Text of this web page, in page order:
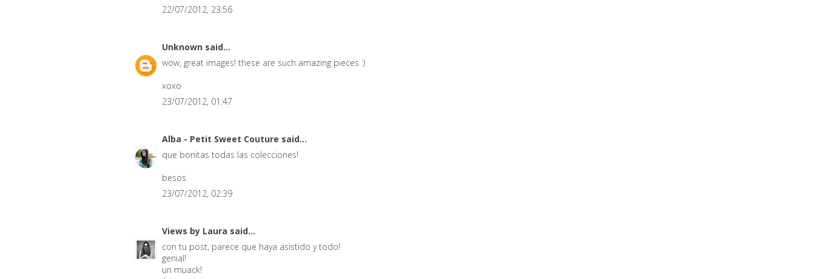
22/07/2012, 23:56
Unknown said...
wow, great images! these are such amazing pieces :)
xoxo
23/07/2012, 01:47
Alba - Petit Sweet Couture said...
que bonitas todas las colecciones!
besos
23/07/2012, 02:39
Views by Laura said...
con tu post, parece que haya asistido y todo!
genial!
un muack!